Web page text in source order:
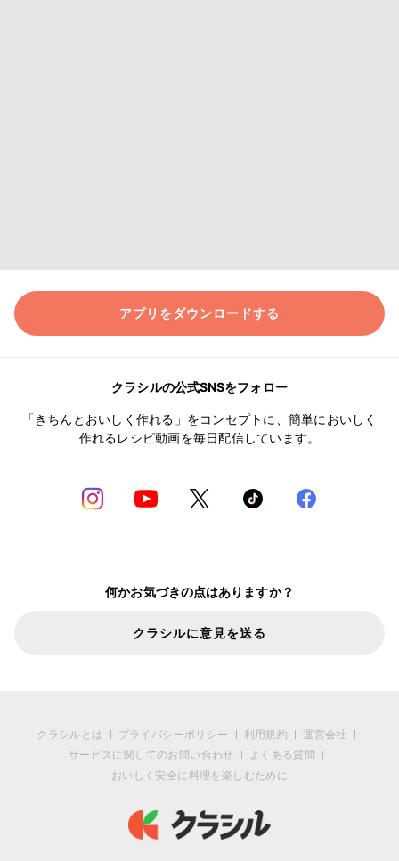
アプリをダウンロードする
クラシルの公式SNSをフォロー
「きちんとおいしく作れる」をコンセプトに、簡単においしく
作れるレシピ動画を毎日配信しています。
何かお気づきの点はありますか？
クラシルに意見を送る
クラシルとは プライバシーポリシー 利用規約
運営会社
サービスに関してのお問い合わせ
よくある質問
おいしく安全に料理を楽しむために